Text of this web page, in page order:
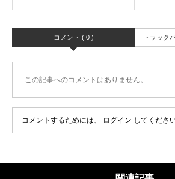
コメント ( 0 ) トラック
この記事へのコメントはありません。
コメントするためには、 ログイン してください